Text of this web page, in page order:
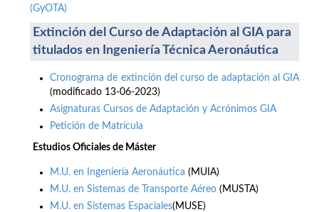
(GyOTA)
Extinción del Curso de Adaptación al GIA para
titulados en Ingeniería Técnica Aeronáutica
Cronograma de extinción del curso de adaptación al GIA
(modificado 13-06-2023)
Asignaturas Cursos de Adaptación y Acrónimos GIA
Petición de Matrícula
Estudios Oficiales de Máster
M.U. en Ingeniería Aeronáutica (MUIA)
M.U. en Sistemas de Transporte Aéreo (MUSTA)
M.U. en Sistemas Espaciales(MUSE)